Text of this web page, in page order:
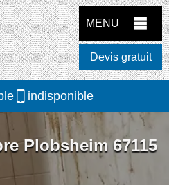
MENU
Devis gratuit
indisponible
Plobsheim 67115